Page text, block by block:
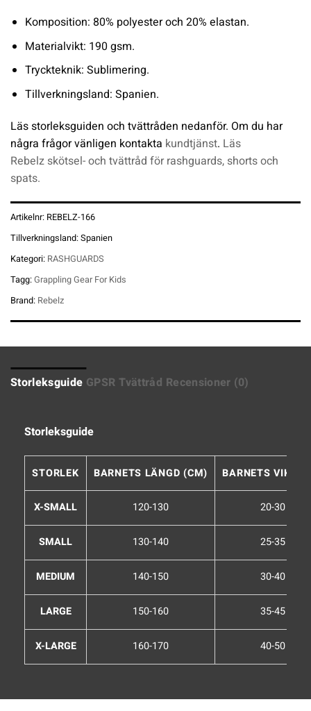
Komposition: 80% polyester och 20% elastan.
Materialvikt: 190 gsm.
Tryckteknik: Sublimering.
Tillverkningsland: Spanien.
Läs storleksguiden och tvättråden nedanför. Om du har
några frågor vänligen kontakta kundtjänst. Läs
Rebelz skötsel- och tvättråd för rashguards, shorts och
spats.
Artikelnr: REBELZ-166
Tillverkningsland:Spanien
Kategori: RASHGUARDS
Tagg:Grappling Gear For Kids
Brand: Rebelz
Storleksguide GPSR Tvättråd Recensioner (0)
Storleksguide
STORLEK BARNETS LÄNGD (CM) BARNETS VIKT
X-SMALL 120-130 20-30
SMALL 130-140 25-35
MEDIUM 140-150 30-40
LARGE 150-160 35-45
X-LARGE 160-170 40-50